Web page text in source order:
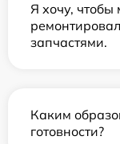
Я хочу, чтобы
запчастями.
Каким
готовности?